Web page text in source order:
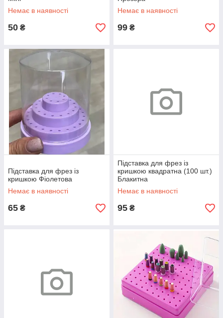
Немає в наявності
50 ₴
Немає в наявності
99 ₴
Підставка для фрез із
кришкою Фіолетова
Немає в наявності
65 ₴
Підставка для фрез із
кришкою квадратна (100 шт.)
Блакитна
Немає в наявності
95 ₴